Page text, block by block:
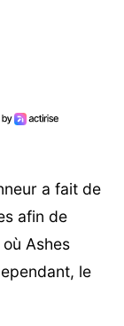
a fait de
afin de
Ashes
le